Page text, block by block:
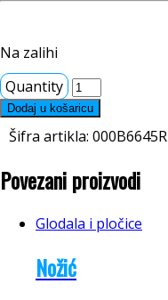
Na zalihi
Quantity
Dodaj u košaricu
Šifra artikla: 000B6645R
Povezani proizvodi
Glodala i pločice
Nožić